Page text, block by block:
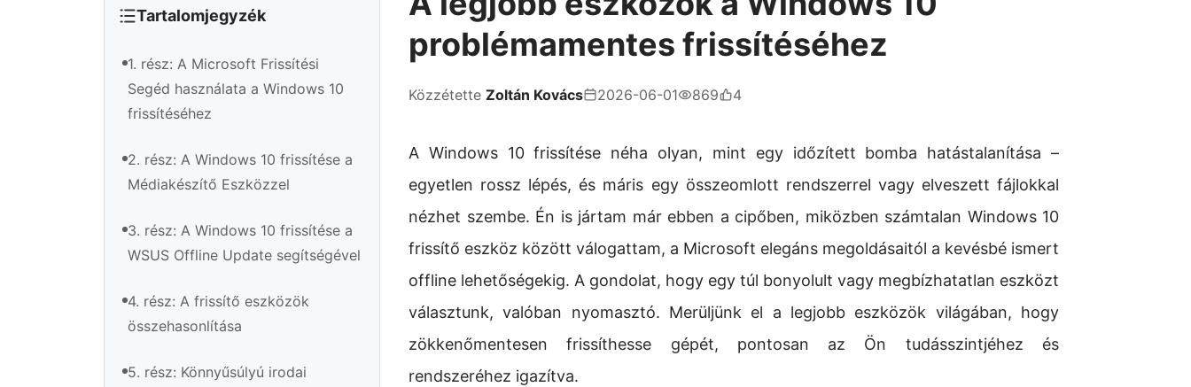
Tartalomjegyzék
1. rész: A Microsoft Frissítési
Segéd használata a Windows 10
frissítéséhez
2. rész: A Windows 10 frissítése a
Médiakészítő Eszközzel
3. rész: A Windows 10 frissítése a
WSUS Offline Update segítségével
4. rész: A frissítő eszközök
összehasonlítása
5. rész: Könnyűsúlyú irodai
problémamentes frissítéséhez
Közzétette Zoltán Kovács 2026-06-01 869 4
A Windows 10 frissítése néha olyan, mint egy időzített bomba hatástalanítása –
egyetlen rossz lépés, és máris egy összeomlott rendszerrel vagy elveszett fájlokkal
nézhet szembe. Én is jártam már ebben a cipőben, miközben számtalan Windows 10
frissítő eszköz között válogattam, a Microsoft elegáns megoldásaitól a kevésbé ismert
offline lehetőségekig. A gondolat, hogy egy túl bonyolult vagy megbízhatatlan eszközt
választunk, valóban nyomasztó. Merüljünk el a legjobb eszközök világában, hogy
zökkenőmentesen frissíthesse gépét, pontosan az Ön tudásszintjéhez és
rendszeréhez igazítva.